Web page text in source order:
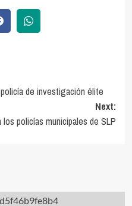
de investigación élite
Next:
policías municipales de SLP